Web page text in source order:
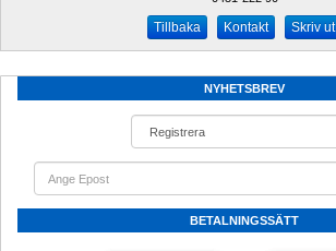
Kontakt Skriv ut
NYHETSBREV
BETALNINGSSÄTT